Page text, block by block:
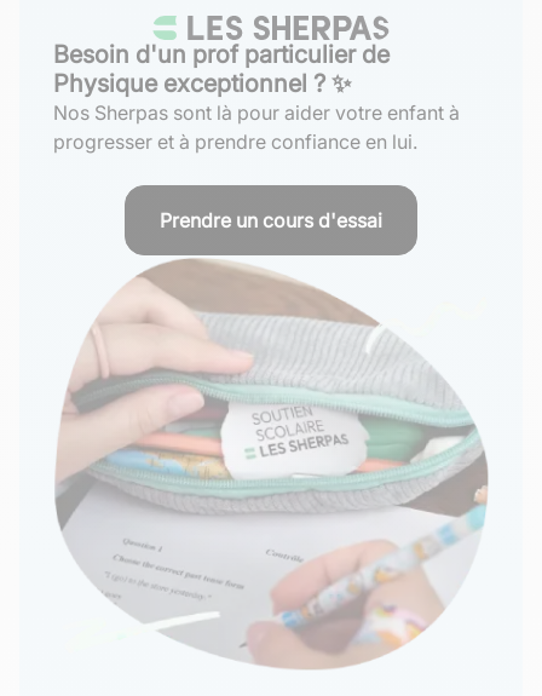
Besoin d'un prof particulier de
Physique exceptionnel ? ✨
Nos Sherpas sont là pour aider votre enfant à
progresser et à prendre confiance en lui.
Prendre un cours d'essai